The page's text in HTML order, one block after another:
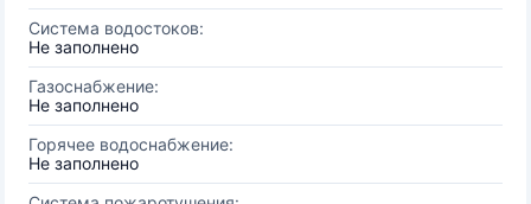
Система водостоков:
Не заполнено
Газоснабжение:
Не заполнено
Горячее водоснабжение:
Не заполнено